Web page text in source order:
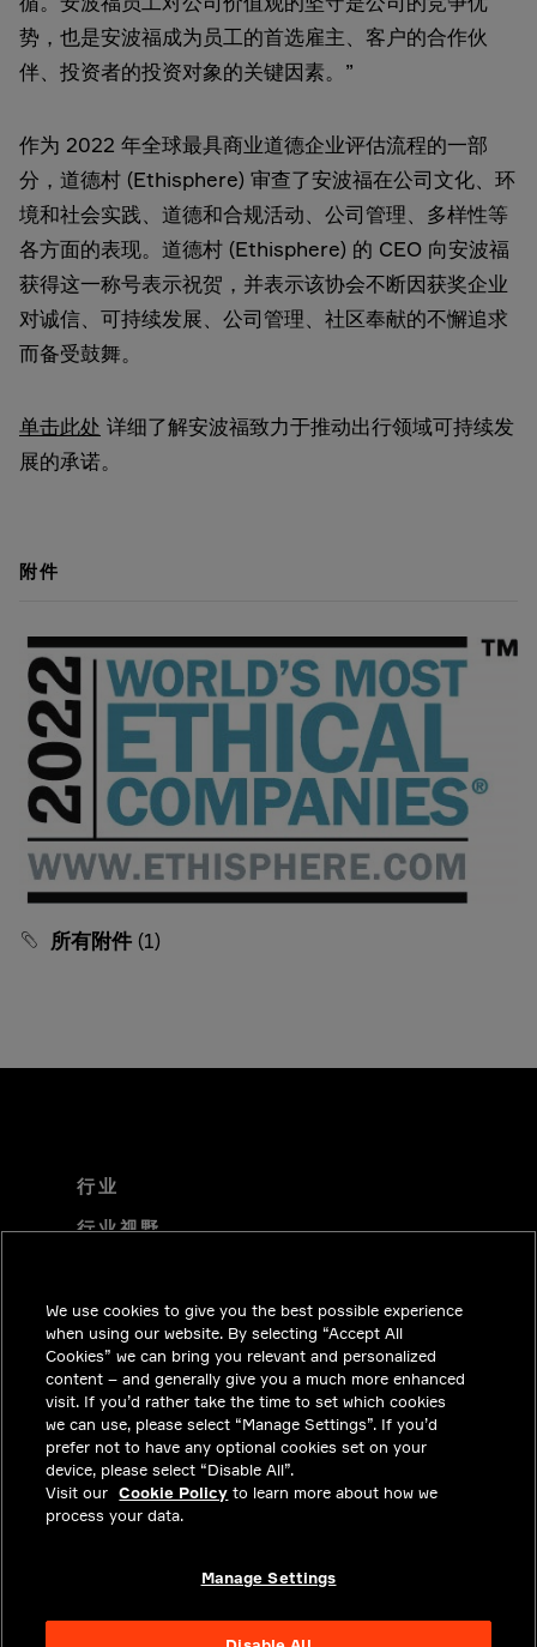
势，也是安波福成为员工的首选雇主、客户的合作伙
伴、投资者的投资对象的关键因素。”
作为 2022 年全球最具商业道德企业评估流程的一部
分，道德村 (Ethisphere) 审查了安波福在公司文化、环
境和社会实践、道德和合规活动、公司管理、多样性等
各方面的表现。道德村 (Ethisphere) 的 CEO 向安波福
获得这一称号表示祝贺，并表示该协会不断因获奖企业
对诚信、可持续发展、公司管理、社区奉献的不懈追求
而备受鼓舞。
单击此处 详细了解安波福致力于推动出行领域可持续发
展的承诺。
附件
所有附件 (1)
行业
行业视野
职业机会
投资者关系
新闻中心
联系我们
隐私
合法合规
We use cookies to give you the best possible experience
when using our website. By selecting “Accept All
Cookies” we can bring you relevant and personalized
content – and generally give you a much more enhanced
visit. If you’d rather take the time to set which cookies
we can use, please select “Manage Settings”. If you’d
prefer not to have any optional cookies set on your
device, please select “Disable All”.
Visit our Cookie Policy to learn more about how we
process your data.
Manage Settings